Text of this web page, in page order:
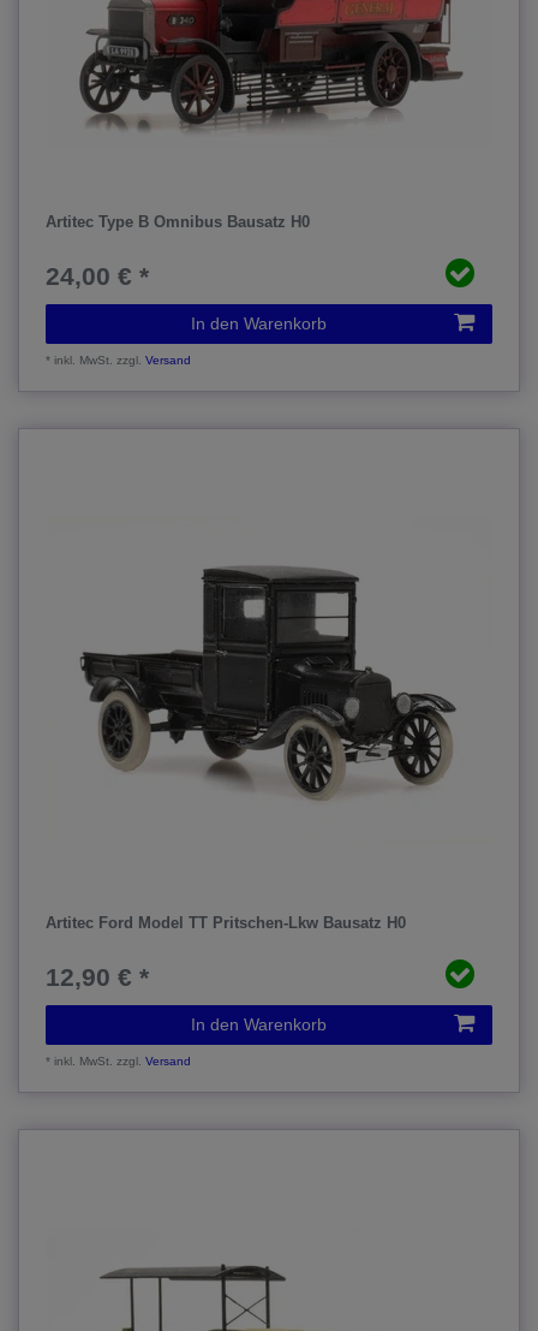
Artitec Type B Omnibus Bausatz H0
24,00 € *
In den Warenkorb
*inkl. MwSt. zzgl.Versand
Artitec Ford Model TT Pritschen-Lkw Bausatz H0
12,90 € *
In den Warenkorb
*inkl. MwSt. zzgl.Versand